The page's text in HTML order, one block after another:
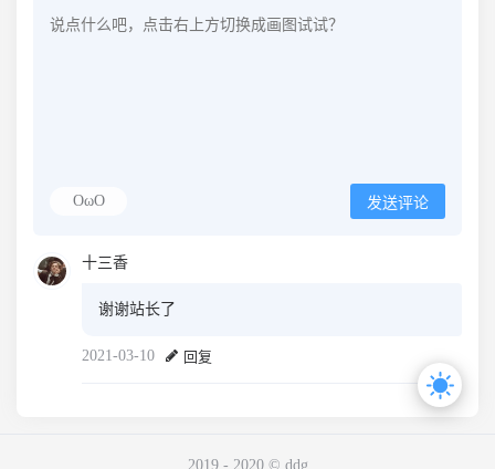
OωO 发送评论
十三香
谢谢站长了
2021-03-10 回复
2019 - 2020 © ddg